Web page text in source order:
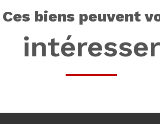
ces biens peuvent
intéresser